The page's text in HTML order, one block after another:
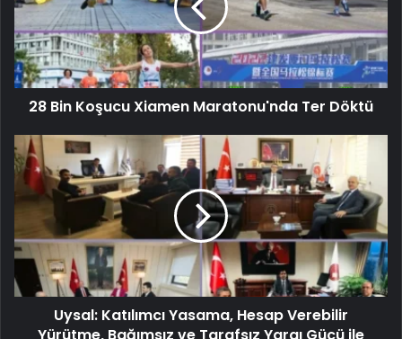
28 Bin Koşucu Xiamen Maratonu'nda Ter Döktü
Uysal: Katılımcı Yasama, Hesap Verebilir
Yürütme, Bağımsız ve Tarafsız Yargı Gücü ile